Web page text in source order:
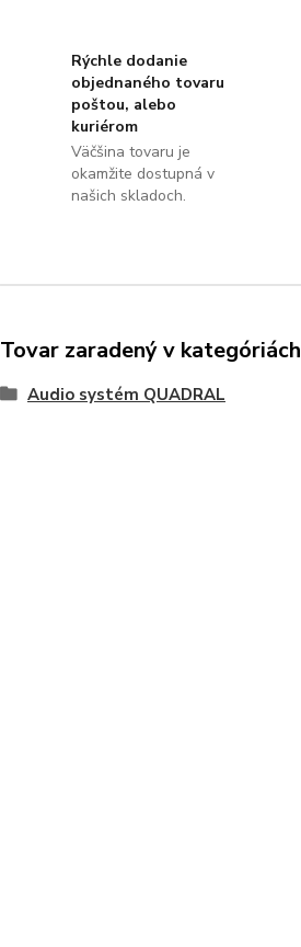
Rýchle dodanie
objednaného tovaru
poštou, alebo
kuriérom
Väčšina tovaru je
okamžite dostupná v
našich skladoch.
Tovar zaradený v kategóriách
Audio systém QUADRAL